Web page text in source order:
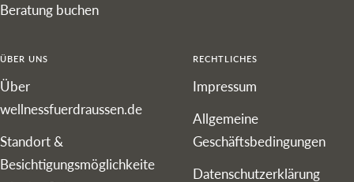
Beratung buchen
ÜBER UNS
Über
wellnessfuerdraussen.de
Standort &
Besichtigungsmöglichkeite
RECHTLICHES
Impressum
Allgemeine
Geschäftsbedingungen
Datenschutzerklärung